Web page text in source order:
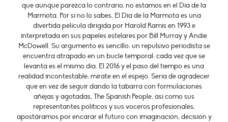
que aunque parezca lo contrario, no estamos en el Día de la
Marmota. Por si no lo sabes, El Día de la Marmota es una
divertida película dirigida por Harold Ramis en 1993 e
interpretada en sus papeles estelares por Bill Murray y Andie
McDowell. Su argumento es sencillo: un repulsivo periodista se
encuentra atrapado en un bucle temporal: cada vez que se
levanta es el mismo día. El 2016 y el paso del tiempo es una
realidad incontestable: mírate en el espejo. Sería de agradecer
que en vez de seguir dando la tabarra con formulaciones
añejas y agotadas, The Spanish People, así como sus
representantes políticos y sus voceros profesionales,
apostáramos por encarar el futuro con imaginación, decisión y